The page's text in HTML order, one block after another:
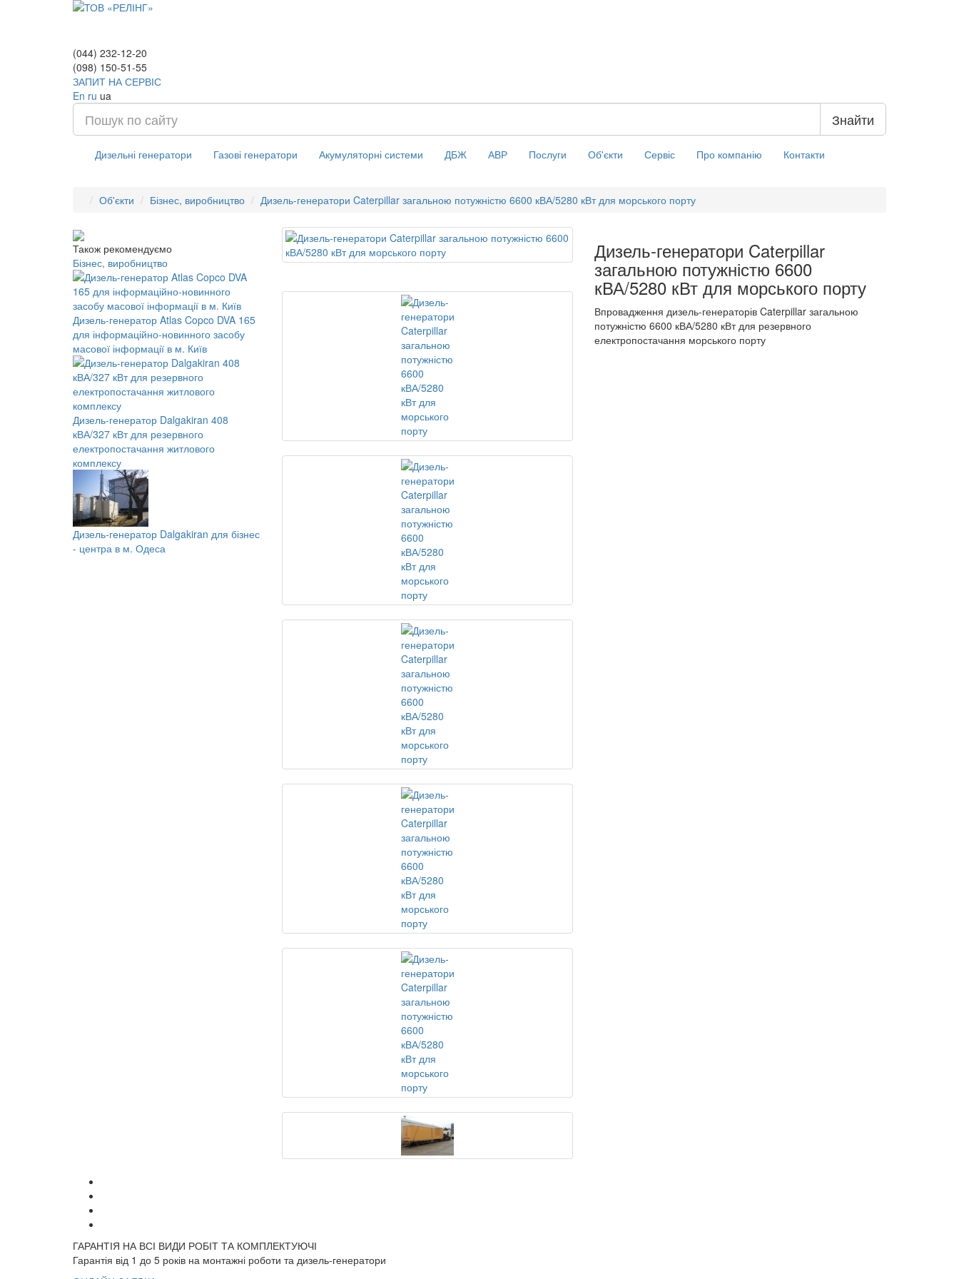
(044) 232-12-20
(098) 150-51-55
ЗАПИТ НА СЕРВІС
En ru ua
Знайти
Дизельні генератори Газові генератори Акумуляторні системи ДБЖ АВР Послуги Об'єкти Сервіс Про компанію Контакти
Об'єкти Бізнес, виробництво Дизель-генератори Caterpillar загальною потужністю 6600 кВА/5280 кВт для морського порту
Також рекомендуємо
Бізнес, виробництво
Дизель-генератор Atlas Copco DVA 165
для інформаційно-новинного засобу
масової інформації в м. Київ
Дизель-генератор Dalgakiran 408
кВА/327 кВт для резервного
електропостачання житлового
комплексу
Дизель-генератор Dalgakiran для бізнес
- центра в м. Одеса
Дизель-генератори Caterpillar
загальною потужністю 6600
кВА/5280 кВт для морського порту
Впровадження дизель-генераторів Caterpillar загальною
потужністю 6600 кВА/5280 кВт для резервного
електропостачання морського порту
ГАРАНТІЯ НА ВСІ ВИДИ РОБІТ ТА КОМПЛЕКТУЮЧІ
Гарантія від 1 до 5 років на монтажні роботи та дизель-генератори